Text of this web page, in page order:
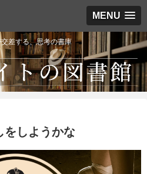
MENU
差する、思考の書庫
をしようかな